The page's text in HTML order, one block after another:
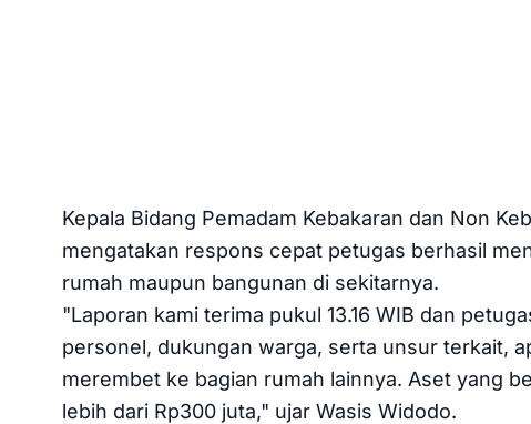
Kepala Bidang Pemadam Kebakaran dan Non
mengatakan respons cepat petugas berhasil
rumah maupun bangunan di sekitarnya.
"Laporan kami terima pukul 13.16 WIB dan
personel, dukungan warga, serta unsur terkait,
merembet ke bagian rumah lainnya. Aset yang
lebih dari Rp300 juta," ujar Wasis Widodo.